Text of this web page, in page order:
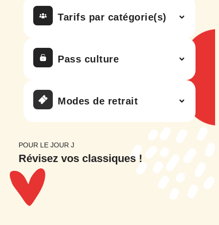
Tarifs par catégorie(s)
Pass culture
Modes de retrait
POUR LE JOUR J
Révisez vos classiques !